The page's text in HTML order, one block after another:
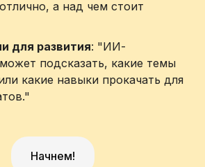
а над чем стоит
для развития: "ИИ-
подсказать, какие темы
какие навыки прокачать для
Начнем!